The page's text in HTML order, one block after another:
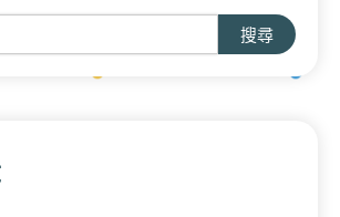
搜尋